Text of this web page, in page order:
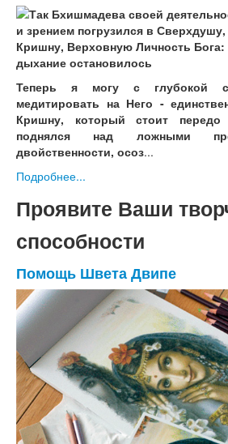
Теперь я могу с глубокой
медитировать на Него -
Кришну, который стоит
поднялся над ложными
двойственности, осоз...
Подробнее...
Проявите Ваши
способности
Помощь Швета Двипе